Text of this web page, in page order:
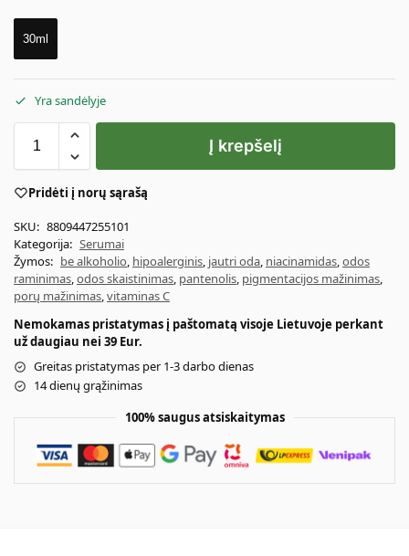
30ml
Yra sandėlyje
Į krepšelį
Pridėti į norų sąrašą
SKU: 8809447255101
Kategorija: Serumai
Žymos: be alkoholio, hipoalerginis, jautri oda, niacinamidas,odos
raminimas,odos skaistinimas, pantenolis, pigmentacijos mažinimas,
porų mažinimas,vitaminas C
Nemokamas pristatymas į paštomatą visoje Lietuvoje perkant
už daugiau nei 39 Eur.
Greitas pristatymas per 1-3 darbo dienas
14 dienų grąžinimas
100% saugus atsiskaitymas